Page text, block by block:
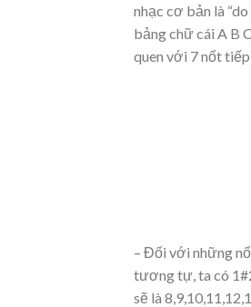
nhạc cơ bản là
bảng chữ cái A B
quen với 7 nốt tiếp
– Đối với những
tương tự, ta có
sẽ là